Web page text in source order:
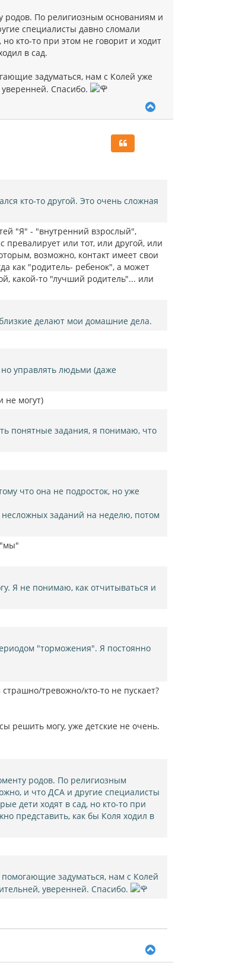
родов. По религиозным основаниям и
специалисты давно сломали
кто-то при этом не говорит и ходит
в сад.
задуматься, нам с Колей уже
уверенней. Спасибо.
л
кто-то другой. Это очень сложная
"Я" - "внутренний взрослый",
или тот, или другой, или
возможно, контакт имеет свои
как "родитель- ребенок", а может
какой-то "лучший родитель"... или
делают мои домашние дела.
управлять людьми (даже
не могут)
понятные задания, я понимаю, что
что она не подросток, но уже
заданий на неделю, потом
"мы"
Я не понимаю, как отчитываться и
"торможения". Я постоянно
тревожно/кто-то не пускает?
решить могу, уже детские не очень.
родов. По религиозным
и что ДСА и другие специалисты
дети ходят в сад, но кто-то при
представить, как бы Коля ходил в
задуматься, нам с Колей
уверенней. Спасибо.